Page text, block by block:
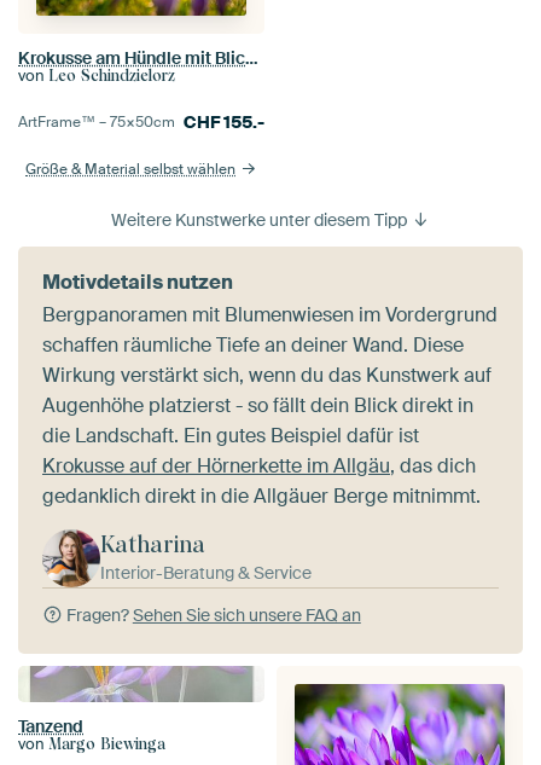
Krokusse am Hündle mit Blick auf den Alpsee
von Leo Schindzielorz
ArtFrame™ –75×50cm CHF155.-
Größe & Material selbst wählen
Weitere Kunstwerke unter diesem Tipp
Motivdetails nutzen
Bergpanoramen mit Blumenwiesen im Vordergrund
schaffen räumliche Tiefe an deiner Wand. Diese
Wirkung verstärkt sich, wenn du das Kunstwerk auf
Augenhöhe platzierst - so fällt dein Blick direkt in
die Landschaft. Ein gutes Beispiel dafür ist
Krokusse auf der Hörnerkette im Allgäu, das dich
gedanklich direkt in die Allgäuer Berge mitnimmt.
Katharina
Interior-Beratung & Service
Fragen?Sehen Sie sich unsere FAQ an
Tanzend
von Margo Biewinga